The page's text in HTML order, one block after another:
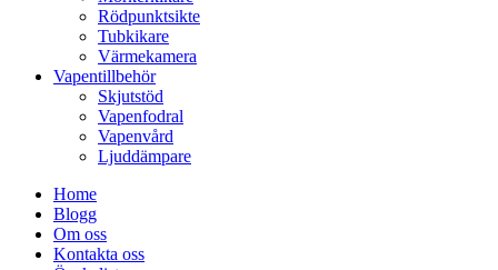
Rödpunktsikte
Tubkikare
Värmekamera
Vapentillbehör
Skjutstöd
Vapenfodral
Vapenvård
Ljuddämpare
Home
Blogg
Om oss
Kontakta oss